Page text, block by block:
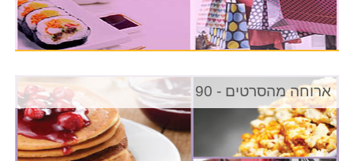
ארוחה מהסרטים - 90